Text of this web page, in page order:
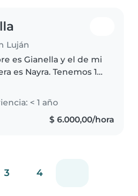
Luján
es Gianella y el de mi
es Nayra. Tenemos 16
servicios como
responsables,
y nos encantan..
< 1 año
$ 6.000,00/hora
3 4